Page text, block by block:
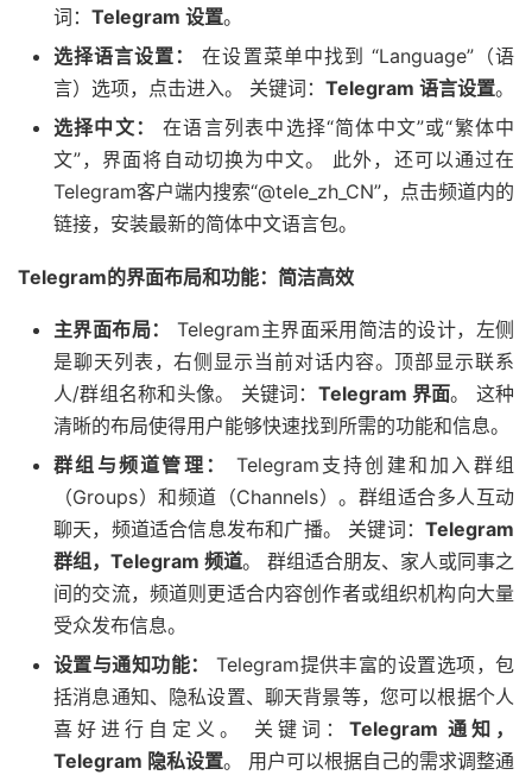
词： Telegram 设置。
选择语言设置：
在设置菜单中找到 “Language”（语
言）选项，点击进入。 关键词： Telegram 语言设置。
选择中文：
在语言列表中选择“简体中文”或“繁体中
文”，界面将自动切换为中文。 此外，还可以通过在
Telegram客户端内搜索“@tele_zh_CN”，点击频道内的
链接，安装最新的简体中文语言包。
Telegram的界面布局和功能：简洁高效
主界面布局：
Telegram主界面采用简洁的设计，左侧
是聊天列表，右侧显示当前对话内容。顶部显示联系
人/群组名称和头像。 关键词： Telegram 界面。 这种
清晰的布局使得用户能够快速找到所需的功能和信息。
群组与频道管理：
Telegram支持创建和加入群组
（Groups）和频道（Channels）。群组适合多人互动
聊天，频道适合信息发布和广播。 关键词： Telegram
群组，Telegram 频道。 群组适合朋友、家人或同事之
间的交流，频道则更适合内容创作者或组织机构向大量
受众发布信息。
设置与通知功能：
Telegram提供丰富的设置选项，包
括消息通知、隐私设置、聊天背景等，您可以根据个人
喜好进行自定义。 关键词： Telegram 通知，
Telegram 隐私设置。 用户可以根据自己的需求调整通